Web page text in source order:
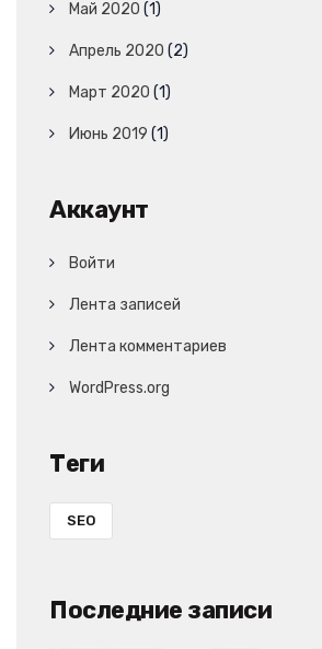
Май 2020 (1)
Апрель 2020 (2)
Март 2020 (1)
Июнь 2019 (1)
Аккаунт
Войти
Лента записей
Лента комментариев
WordPress.org
Теги
SEO
Последние записи